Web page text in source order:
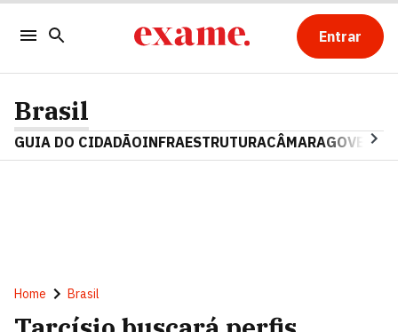
Entrar
Brasil
GUIA DO CIDADÃOINFRAESTRUTURACÂMARAGOVERNO
Home Brasil